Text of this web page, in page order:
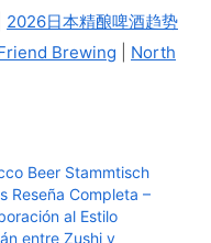
2026日本精酿啤酒趋势
Brewing
North
Beer Stammtisch
Reseña Completa –
al Estilo
entre Zushi y